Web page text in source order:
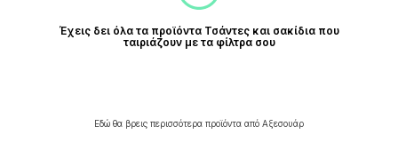
Έχεις δει όλα τα προϊόντα Τσάντες και σακίδια που
ταιριάζουν με τα φίλτρα σου
Εδώ θα βρεις περισσότερα προϊόντα από Αξεσουάρ